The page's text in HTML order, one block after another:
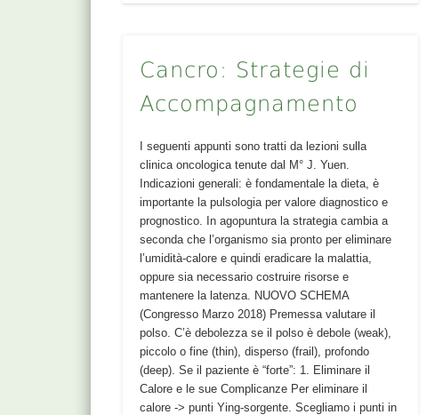
Cancro: Strategie di
Accompagnamento
I seguenti appunti sono tratti da lezioni sulla
clinica oncologica tenute dal M° J. Yuen.
Indicazioni generali: è fondamentale la dieta, è
importante la pulsologia per valore diagnostico e
prognostico. In agopuntura la strategia cambia a
seconda che l’organismo sia pronto per eliminare
l’umidità-calore e quindi eradicare la malattia,
oppure sia necessario costruire risorse e
mantenere la latenza. NUOVO SCHEMA
(Congresso Marzo 2018) Premessa valutare il
polso. C’è debolezza se il polso è debole (weak),
piccolo o fine (thin), disperso (frail), profondo
(deep). Se il paziente è “forte”: 1. Eliminare il
Calore e le sue Complicanze Per eliminare il
calore -> punti Ying-sorgente. Scegliamo i punti in